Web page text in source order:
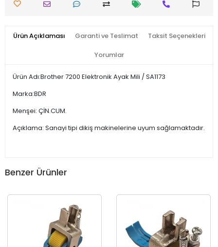
Ürün Açıklaması Garanti ve Teslimat Taksit Seçenekleri
Yorumlar
Ürün Adı:Brother 7200 Elektronik Ayak Mili / SA1173
Marka:BDR
Menşei: ÇİN.CUM.
Açıklama: Sanayi tipi dikiş makinelerine uyum sağlamaktadır.
Benzer Ürünler